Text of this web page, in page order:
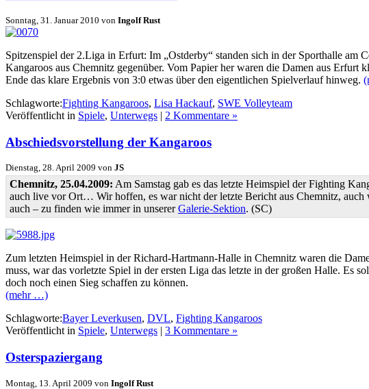
Sonntag, 31. Januar 2010 von Ingolf Rust
Spitzenspiel der 2.Liga in Erfurt: Im Ostderby
standen sich in der Sporthalle am
Kangaroos aus Chemnitz gegenüber. Vom Papier her waren die Damen aus Erfurt
Ende das klare Ergebnis von 3:0 etwas über den eigentlichen Spielverlauf hinweg.
Schlagworte:Fighting Kangaroos, Lisa Hackauf, SWE Volleyteam
Veröffentlicht in Spiele, Unterwegs | 2 Kommentare »
Abschiedsvorstellung der Kangaroos
Dienstag, 28. April 2009 von JS
Chemnitz, 25.04.2009: Am Samstag gab es das letzte Heimspiel der Fighting
auch live vor Ort… Wir hoffen, es war nicht der letzte Bericht aus Chemnitz,
auch – zu finden wie immer in unsererGalerie-Sektion. (SC)
Zum letzten Heimspiel in der Richard-Hartmann-Halle in Chemnitz waren die
muss, war das vorletzte Spiel in der ersten Liga das letzte in der großen Halle. Es
doch noch einen Sieg schaffen zu können.
(mehr …)
Schlagworte:Bayer Leverkusen, DVL, Fighting Kangaroos
Veröffentlicht in Spiele, Unterwegs | 3 Kommentare »
Osterspaziergang
Montag, 13. April 2009 von Ingolf Rust